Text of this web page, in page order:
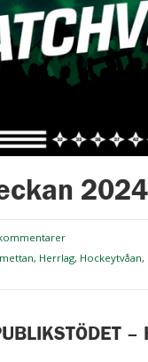
, Herrlag, Hockeytvåan,
–